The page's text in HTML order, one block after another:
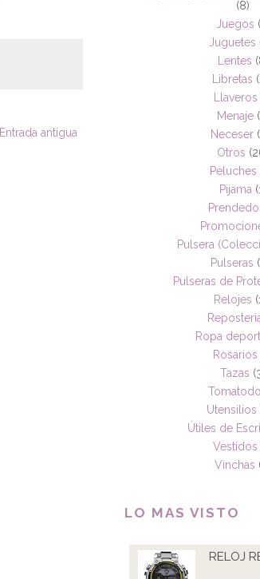
Entrada antigua
(8)
Juegos
Juguetes
Lentes
Libretas
Llaveros
Menaje
Neceser
Otros
Peluches
Pijama
Pulsera
Pulseras
Pulseras de
Relojes
Ropa
Rosarios
Tazas
Tomatodo
Utensilios
Útiles de
Vestidos
Vinchas
LO MAS VISTO
RELOJ